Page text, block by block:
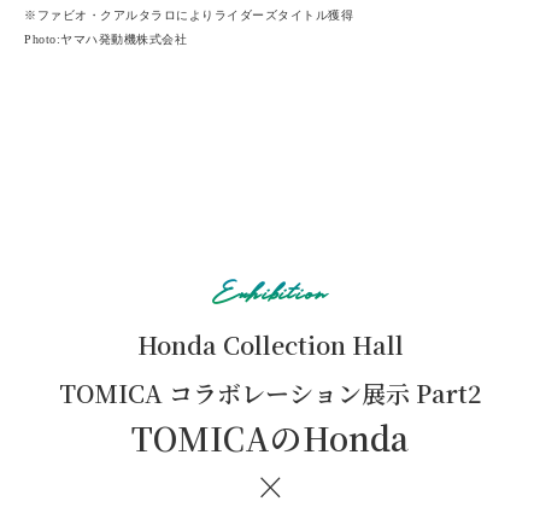
※ファビオ・クアルタラロによりライダーズタイトル獲得
Photo:ヤマハ発動機株式会社
Exhibition
Honda Collection Hall
TOMICA コラボレーション展示 Part2
TOMICAのHonda
×